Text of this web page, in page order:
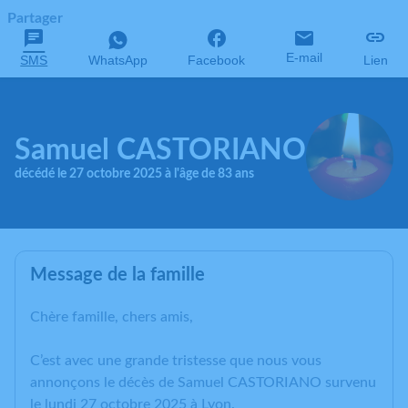
Partager
SMS WhatsApp Facebook E-mail Lien
Samuel CASTORIANO
décédé le 27 octobre 2025 à l'âge de 83 ans
Message de la famille
Chère famille, chers amis,
C’est avec une grande tristesse que nous vous
annonçons le décès de Samuel CASTORIANO survenu
le lundi 27 octobre 2025 à Lyon.